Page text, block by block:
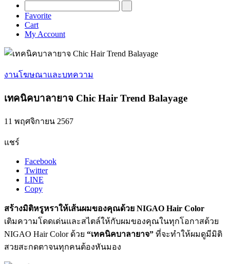
Favorite
Cart
My Account
งานโฆษณาและบทความ
เทคนิคบาลายาจ Chic Hair Trend Balayage
11 พฤศจิกายน 2567
แชร์
Facebook
Twitter
LINE
Copy
สร้างมิติหรูหราให้เส้นผมของคุณด้วย NIGAO Hair Color
เติมความโดดเด่นและสไตล์ให้กับผมของคุณในทุกโอกาสด้วย
NIGAO Hair Color ด้วย “เทคนิคบาลายาจ” ที่จะทำให้ผมดูมีมิติ
สวยสะกดตาจนทุกคนต้องหันมอง